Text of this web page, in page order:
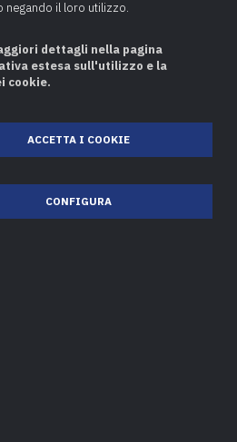
ma la struttura attuale è frutto
negando il loro utilizzo.
dettagli nella pagina
estesa sull'utilizzo e la
cookie.
ACCETTA I COOKIE
CONFIGURA